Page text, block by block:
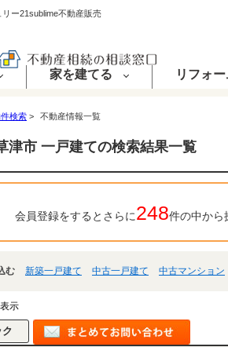
ー21sublime不動産販売
家を建てる リフォー
検索 > 不動産情報一覧
津市 一戸建ての検索結果一覧
会員登録をするとさらに248件の中から
む 新築一戸建て 中古一戸建て 中古マンション
示